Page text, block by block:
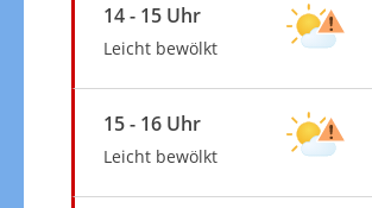
14 - 15 Uhr
Leicht bewölkt
15 - 16 Uhr
Leicht bewölkt